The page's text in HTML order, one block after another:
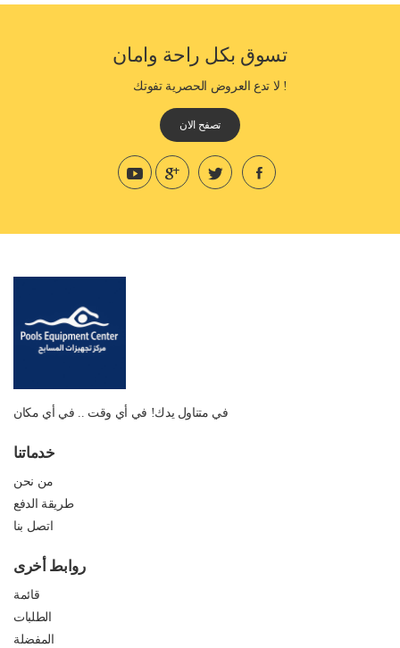
تسوق بكل راحة وامان
! لا تدع العروض الحصرية تفوتك
تصفح الان
في متناول يدك! في أي وقت .. في أي مكان
خدماتنا
من نحن
طريقة الدفع
اتصل بنا
روابط أخرى
قائمة
الطلبات
المفضلة